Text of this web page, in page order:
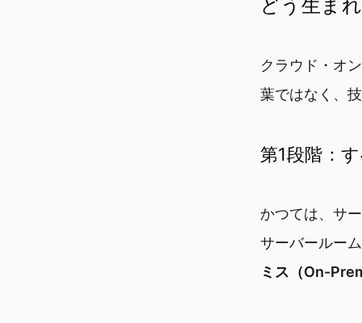
どう生ま
クラウド・オ
葉ではなく、
第1段階：
かつては、サ
サーバールー
ミス（On-